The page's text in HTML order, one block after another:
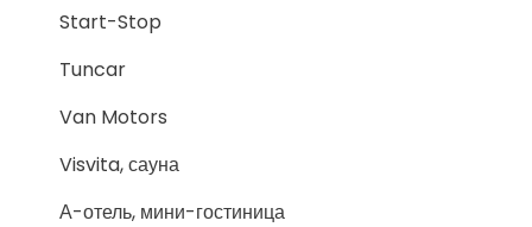
Start-Stop
Tuncar
Van Motors
Visvita, сауна
А-отель, мини-гостиница